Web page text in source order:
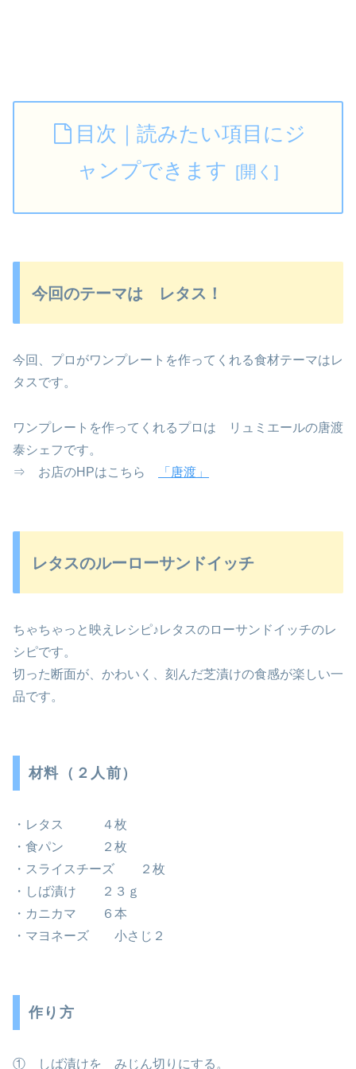
目次｜読みたい項目にジ
ャンプできます
今回のテーマは レタス！
今回、プロがワンプレートを作ってくれる食材テーマはレ
タスです。
ワンプレートを作ってくれるプロは リュミエールの唐渡
泰シェフです。
⇒ お店のHPはこちら
「唐渡」
レタスのルーローサンドイッチ
ちゃちゃっと映えレシピ♪レタスのローサンドイッチのレ
シピです。
切った断面が、かわいく、刻んだ芝漬けの食感が楽しい一
品です。
材料（２人前）
・レタス ４枚
・食パン ２枚
・スライスチーズ ２枚
・しば漬け ２３ｇ
・カニカマ ６本
・マヨネーズ 小さじ２
作り方
① しば漬けを みじん切りにする。